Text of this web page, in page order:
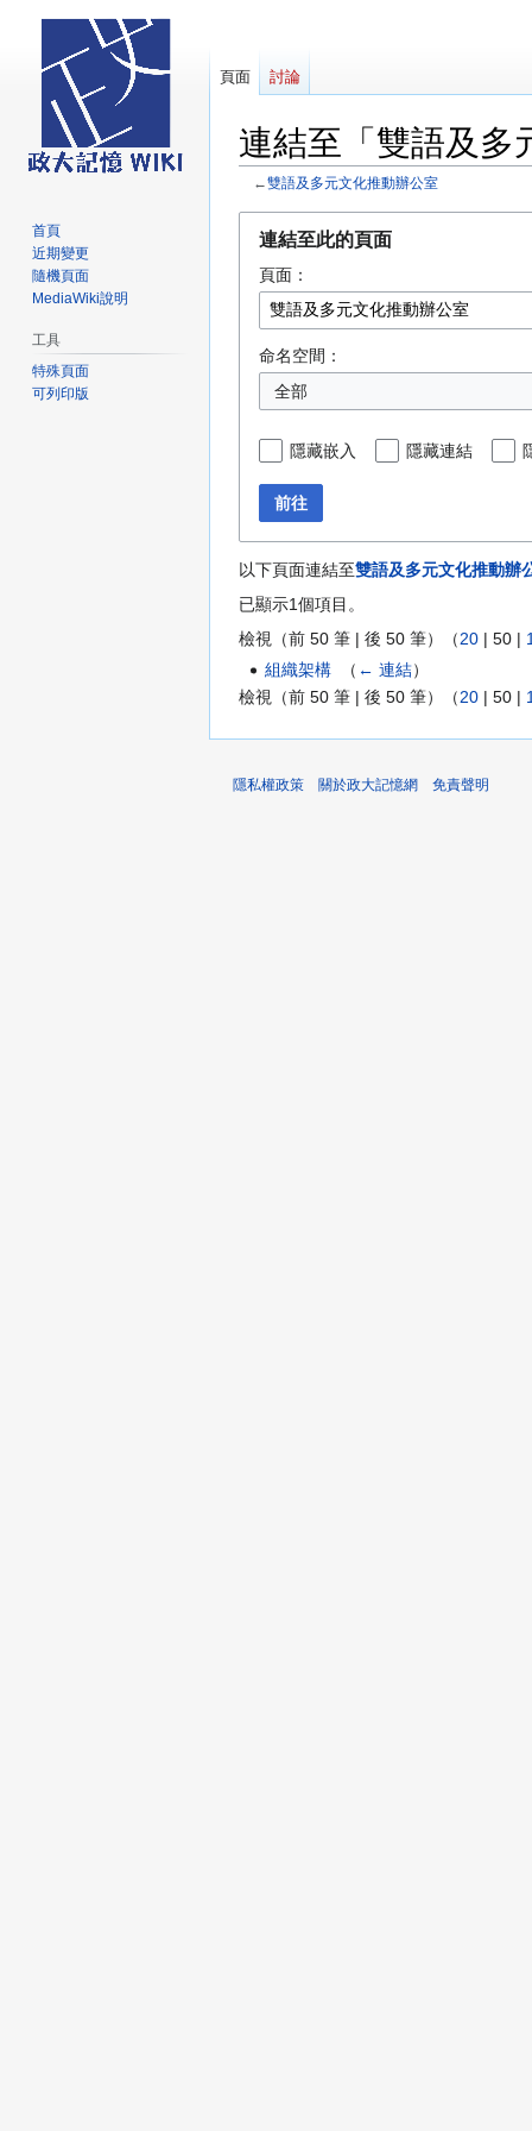
連結至「雙語及多
←雙語及多元文化推動辦公室
連結至此的頁面
頁面：
命名空間：
全部
隱藏嵌入 隱藏連結
前往
以下頁面連結至雙語及多元文化推動辦
已顯示1個項目。
檢視（前 50 筆 | 後 50 筆）（20 | 50 |
組織架構
（ ← 連結）
檢視（前 50 筆 | 後 50 筆）（20 | 50 |
頁面 討論
首頁
近期變更
隨機頁面
MediaWiki說明
工具
特殊頁面
可列印版
隱私權政策 關於政大記憶網 免責聲明